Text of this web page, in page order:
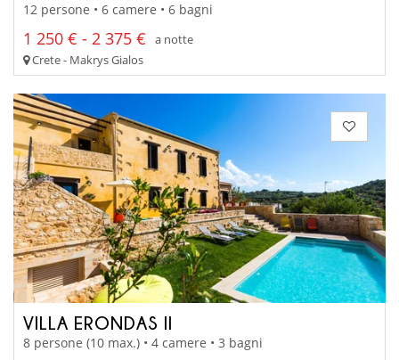
12 persone • 6 camere • 6 bagni
1 250 € - 2 375 €
a notte
Crete - Makrys Gialos
VILLA ERONDAS II
8 persone (10 max.) • 4 camere • 3 bagni